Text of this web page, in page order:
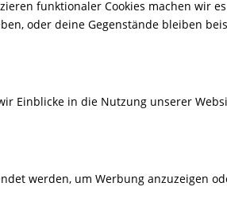
funktionaler Cookies machen wir
oder deine Gegenstände bleiben
Einblicke in die Nutzung unserer
werden, um Werbung anzuzeigen